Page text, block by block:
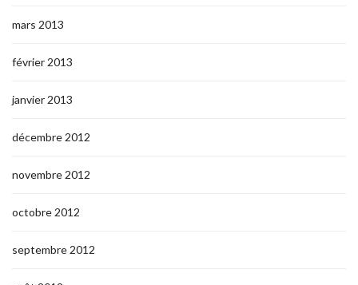
mars 2013
février 2013
janvier 2013
décembre 2012
novembre 2012
octobre 2012
septembre 2012